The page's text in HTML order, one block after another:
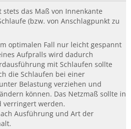
stets das Maß von Innenkante
(bzw. von Anschlagpunkt zu
optimalen Fall nur leicht gespannt
Aufpralls wird dadurch
mit Schlaufen sollte
die Schlaufen bei einer
Belastung verziehen und
können. Das Netzmaß sollte in
verringert werden.
Ausführung und Art der